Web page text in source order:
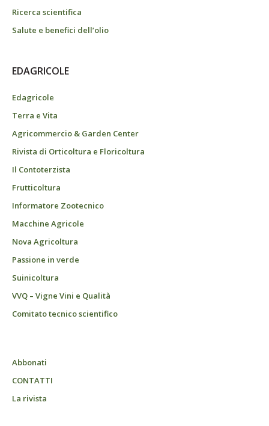
Ricerca scientifica
Salute e benefici dell’olio
EDAGRICOLE
Edagricole
Terra e Vita
Agricommercio & Garden Center
Rivista di Orticoltura e Floricoltura
Il Contoterzista
Frutticoltura
Informatore Zootecnico
Macchine Agricole
Nova Agricoltura
Passione in verde
Suinicoltura
VVQ – Vigne Vini e Qualità
Comitato tecnico scientifico
Abbonati
CONTATTI
La rivista